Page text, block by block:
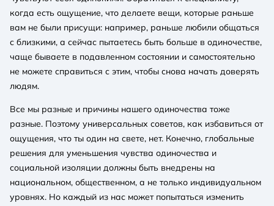
когда есть ощущение, что делаете вещи, которые раньше
вам не были присущи: например, раньше любили общаться
с близкими, а сейчас пытаетесь быть больше в одиночестве,
чаще бываете в подавленном состоянии и самостоятельно
не можете справиться с этим, чтобы снова начать доверять
людям.
Все мы разные и причины нашего одиночества тоже
разные. Поэтому универсальных советов, как избавиться от
ощущения, что ты один на свете, нет. Конечно, глобальные
решения для уменьшения чувства одиночества и
социальной изоляции должны быть внедрены на
национальном, общественном, а не только индивидуальном
уровнях. Но каждый из нас может попытаться изменить